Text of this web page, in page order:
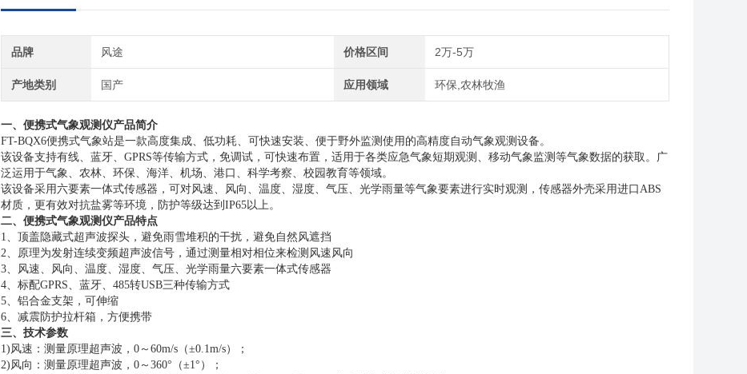
品牌 风途 价格区间 2万-5万
产地类别 国产 应用领域 环保,农林牧渔
一、 便携式气象观测仪产品简介
FT-BQX6便携式气象站是一款高度集成、低功耗、可快速安装、便于野外监测使用的高精度自动气象观测设备。
该设备支持有线、蓝牙、 GPRS等传输方式，免调试，可快速布置，适用于各类应急气象短期观测、移动气象监测等气象数据的获取。广
泛运用于气象、农林、环保、海洋、机场、港口、科学考察、校园教育等领域。
该设备采用六要素一体式传感器，可对风速、风向、温度、湿度、气压、光学雨量等气象要素进行实时观测，传感器外壳采用进口 ABS
材质，更有效对抗盐雾等环境，防护等级达到 IP65以上。
二、 便携式气象观测仪产品特点
1、顶盖隐藏式超声波探头，避免雨雪堆积的干扰，避免自然风遮挡
2、原理为发射连续变频超声波信号，通过测量相对相位来检测风速风向
3、风速、风向、温度、湿度、气压、光学雨量六要素一体式传感器
4、标配GPRS、蓝牙、 485转USB三种传输方式
5、铝合金支架，可伸缩
6、减震防护拉杆箱，方便携带
三、技术参数
1)风速：测量原理超声波， 0～ 60m/s（±0.1m/s）；
2)风向：测量原理超声波， 0～ 360°（±1°）；